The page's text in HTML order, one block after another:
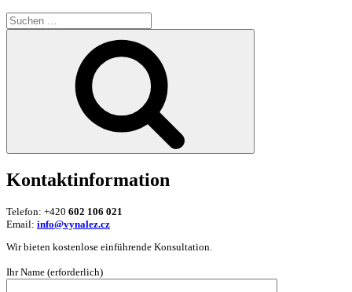
Suche
nach:
Kontaktinformation
Telefon: +420 602 106 021
Email: info@vynalez.cz
Wir bieten kostenlose einführende Konsultation.
Ihr Name (erforderlich)